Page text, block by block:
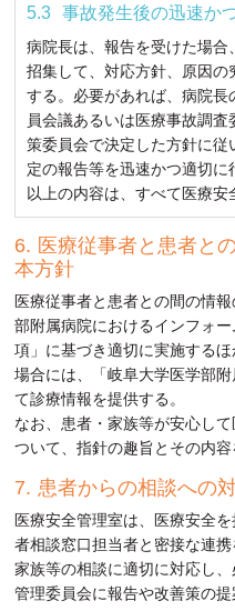
事故発生後の迅速か
病院長は、報告を受けた場
招集して、対応方針、原因
する。必要があれば、病院
員会議あるいは医療事故調
策委員会で決定した方針に
定の報告等を迅速かつ適切に
以上の内容は、すべて医療安
医療従事者と患者と
本方針
医療従事者と患者との間の情
部附属病院におけるインフォ
項」に基づき適切に実施する
場合には、「岐阜大学医学部
て診療情報を提供する。
なお、患者・家族等が安心し
ついて、指針の趣旨とその内容
患者からの相談への
医療安全管理室は、医療安全
者相談窓口担当者と密接な連
家族等の相談に適切に対応し
管理委員会に報告や改善策の提